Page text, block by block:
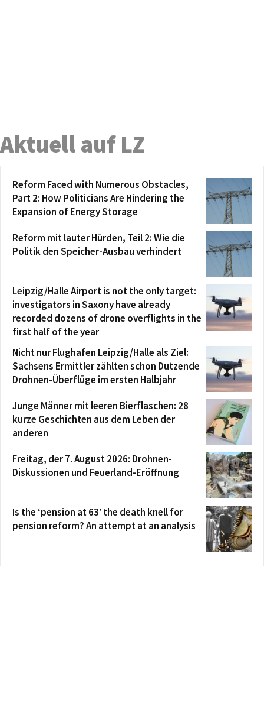
Aktuell auf LZ
Reform Faced with Numerous Obstacles,
Part 2: How Politicians Are Hindering the
Expansion of Energy Storage
Reform mit lauter Hürden, Teil 2: Wie die
Politik den Speicher-Ausbau verhindert
Leipzig/Halle Airport is not the only target:
investigators in Saxony have already
recorded dozens of drone overflights in the
first half of the year
Nicht nur Flughafen Leipzig/Halle als Ziel:
Sachsens Ermittler zählten schon Dutzende
Drohnen-Überflüge im ersten Halbjahr
Junge Männer mit leeren Bierflaschen: 28
kurze Geschichten aus dem Leben der
anderen
Freitag, der 7. August 2026: Drohnen-
Diskussionen und Feuerland-Eröffnung
Is the ‘pension at 63’ the death knell for
pension reform? An attempt at an analysis